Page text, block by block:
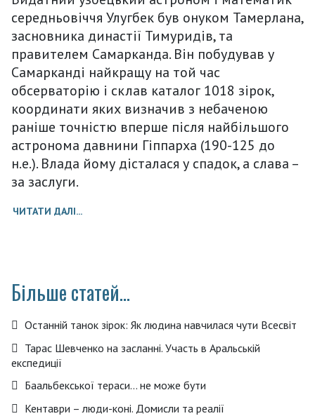
середньовіччя Улугбек був онуком Тамерлана,
засновника династії Тимуридів, та
правителем Самарканда. Він побудував у
Самарканді найкращу на той час
обсерваторію і склав каталог 1018 зірок,
координати яких визначив з небаченою
раніше точністю вперше після найбільшого
астронома давнини Гіппарха (190-125 до
н.е.). Влада йому дісталася у спадок, а слава –
за заслуги.
ЧИТАТИ ДАЛІ...
Більше статей...
Останній танок зірок: Як людина навчилася чути Всесвіт
Тарас Шевченко на засланні. Участь в Аральській
експедиції
Баальбекської тераси… не може бути
Кентаври – люди-коні. Домисли та реалії